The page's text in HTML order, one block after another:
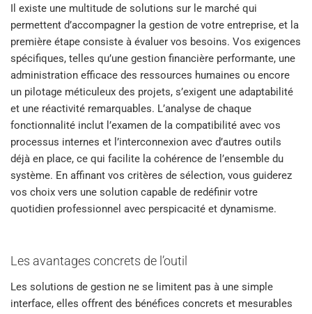
Il existe une multitude de solutions sur le marché qui
permettent d’accompagner la gestion de votre entreprise, et la
première étape consiste à évaluer vos besoins. Vos exigences
spécifiques, telles qu’une gestion financière performante, une
administration efficace des ressources humaines ou encore
un pilotage méticuleux des projets, s’exigent une adaptabilité
et une réactivité remarquables. L’analyse de chaque
fonctionnalité inclut l’examen de la compatibilité avec vos
processus internes et l’interconnexion avec d’autres outils
déjà en place, ce qui facilite la cohérence de l’ensemble du
système. En affinant vos critères de sélection, vous guiderez
vos choix vers une solution capable de redéfinir votre
quotidien professionnel avec perspicacité et dynamisme.
Les avantages concrets de l’outil
Les solutions de gestion ne se limitent pas à une simple
interface, elles offrent des bénéfices concrets et mesurables